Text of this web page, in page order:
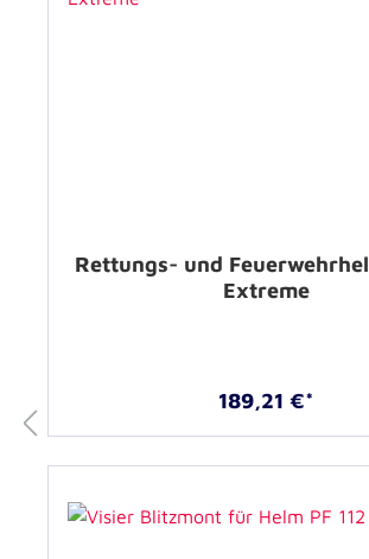
Rettungs- und
Extreme
189,21 €*